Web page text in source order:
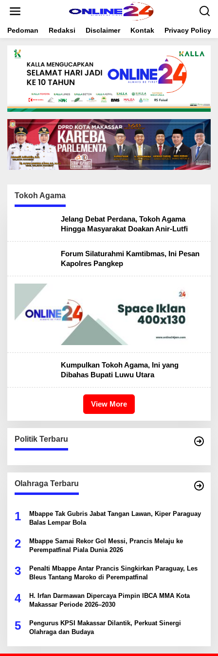
t
Pedoman Redaksi Disclaimer Kontak Privacy Policy
Tokoh Agama
Jelang Debat Perdana, Tokoh Agama
Hingga Masyarakat Doakan Anir-Lutfi
Forum Silaturahmi Kamtibmas, Ini Pesan
Kapolres Pangkep
Kumpulkan Tokoh Agama, Ini yang
Dibahas Bupati Luwu Utara
View More
Politik Terbaru
Olahraga Terbaru
1
Mbappe Tak Gubris Jabat Tangan Lawan, Kiper Paraguay
Balas Lempar Bola
2
Mbappe Samai Rekor Gol Messi, Prancis Melaju ke
Perempatfinal Piala Dunia 2026
3
Penalti Mbappe Antar Prancis Singkirkan Paraguay, Les
Bleus Tantang Maroko di Perempatfinal
4
H. Irfan Darmawan Dipercaya Pimpin IBCA MMA Kota
Makassar Periode 2026–2030
5
Pengurus KPSI Makassar Dilantik, Perkuat Sinergi
Olahraga dan Budaya